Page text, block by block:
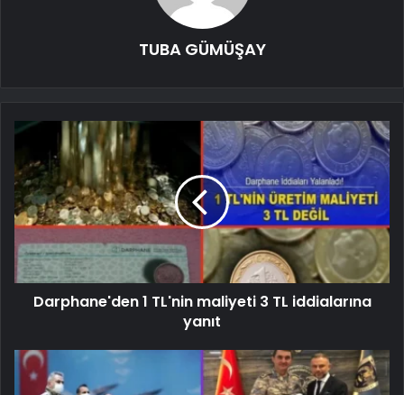
TUBA GÜMÜŞAY
Darphane'den 1 TL'nin maliyeti 3 TL iddialarına
yanıt